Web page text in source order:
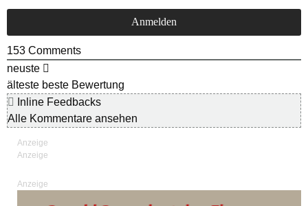
153 Comments
neuste
älteste beste Bewertung
Inline Feedbacks
Alle Kommentare ansehen
Anzeige